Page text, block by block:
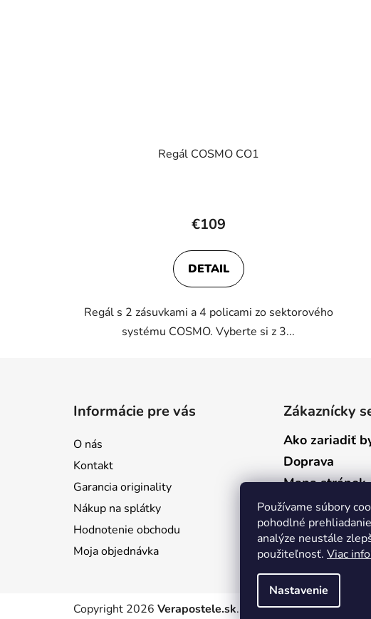
Používame súbory
pohodlné
analýze neustále
použiteľnosť. Viac
Nastavenie
Regál COSMO CO1
hodnotenie
je
5,0
5
hviezdičiek.
€109
DETAIL
Regál s 2 zásuvkami a 4 policami zo sektorového
systému COSMO. Vyberte si z 3...
Informácie pre vás
O nás
Kontakt
Garancia originality
Nákup na splátky
Hodnotenie obchodu
Moja objednávka
Zákaznícky
Ako zariadiť
Doprava
Mapa stránok
Ochrana
Obchodné
Copyright 2026 Verapostele.sk. Všetky práva vyhradené.